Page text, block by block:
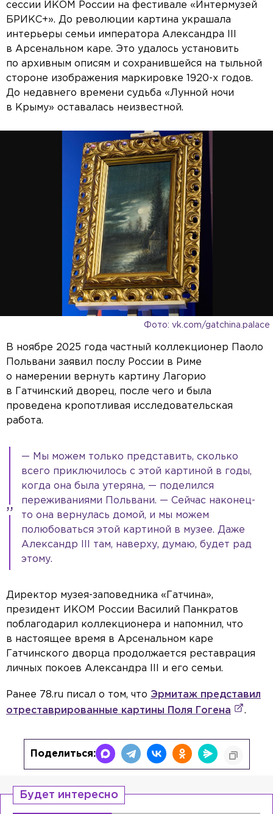
сессии ИКОМ России на фестивале «Интермузей
БРИКС+». До революции картина украшала
интерьеры семьи императора Александра III
в Арсенальном каре. Это удалось установить
по архивным описям и сохранившейся на тыльной
стороне изображения маркировке 1920-х годов.
До недавнего времени судьба «Лунной ночи
в Крыму» оставалась неизвестной.
Фото: vk.com/gatchina.palace
В ноябре 2025 года частный коллекционер Паоло
Польвани заявил послу России в Риме
о намерении вернуть картину Лагорио
в Гатчинский дворец, после чего и была
проведена кропотливая исследовательская
работа.
— Мы можем только представить, сколько
всего приключилось с этой картиной в годы,
когда она была утеряна, — поделился
переживаниями Польвани. — Сейчас наконец-
то она вернулась домой, и мы можем
полюбоваться этой картиной в музее. Даже
Александр III там, наверху, думаю, будет рад
этому.
Директор музея-заповедника «Гатчина»,
президент ИКОМ России Василий Панкратов
поблагодарил коллекционера и напомнил, что
в настоящее время в Арсенальном каре
Гатчинского дворца продолжается реставрация
личных покоев Александра III и его семьи.
Ранее 78.ru писал о том, что Эрмитаж представил
отреставрированные картины Поля Гогена
.
Поделиться:
Будет интересно